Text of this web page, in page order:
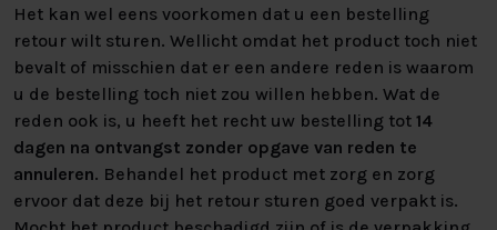
natuurlijk bij Nederlands Slaapcentrum. Wilt u ons
assortiment met eigen ogen komen bekijken, heeft u
behoefte aan persoonlijk advies of heeft u andere
vragen? Dan bent u altijd van harte welkom om langs
te komen in één van onze vestigingen!
Kijk voor alle specificaties in het overzicht hiernaast.
Heeft U interesse? Kijk bij “zelf samenstellen” voor alle
Het kan wel eens voorkomen dat u een bestelling
retour wilt sturen. Wellicht omdat het product toch niet
bevalt of misschien dat er een andere reden is waarom
u de bestelling toch niet zou willen hebben. Wat de
reden ook is, u heeft het recht uw bestelling tot 14
dagen na ontvangst zonder opgave van reden te
annuleren. Behandel het product met zorg en zorg
ervoor dat deze bij het retour sturen goed verpakt is.